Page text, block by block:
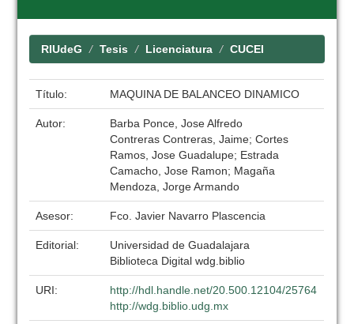
RIUdeG Tesis Licenciatura CUCEI
Título: MAQUINA DE BALANCEO DINAMICO
Autor:
Barba Ponce, Jose Alfredo
Contreras Contreras, Jaime; Cortes
Ramos, Jose Guadalupe; Estrada
Camacho, Jose Ramon; Magaña
Mendoza, Jorge Armando
Asesor: Fco. Javier Navarro Plascencia
Editorial:
Universidad de Guadalajara
Biblioteca Digital wdg.biblio
URI:
http://hdl.handle.net/20.500.12104/25764
http://wdg.biblio.udg.mx